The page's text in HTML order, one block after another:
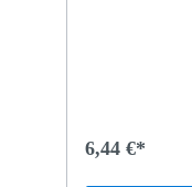
6,44 €*